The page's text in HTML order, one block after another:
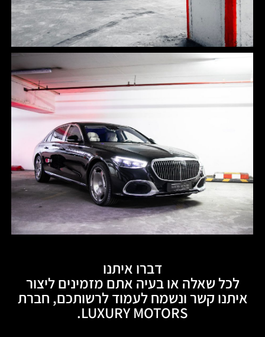
דברו איתנו
לכל שאלה או בעיה אתם מזמינים ליצור
איתנו קשר ונשמח לעמוד לרשותכם, חברת
LUXURY MOTORS.